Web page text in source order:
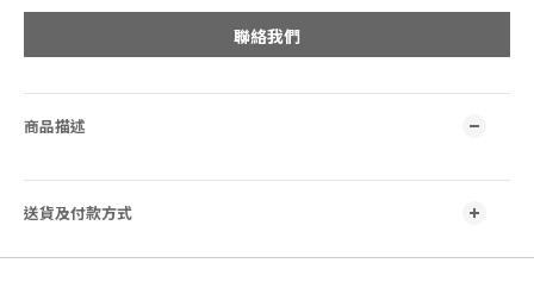
聯絡我們
商品描述
送貨及付款方式